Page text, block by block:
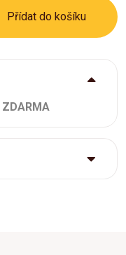
Přídat do košíku
ZDARMA